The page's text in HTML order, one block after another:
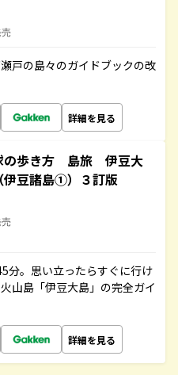
戸の島々のガイドブックの改
詳細を見る
の歩き方 島旅 伊豆大
豆諸島①）３訂版
分。思い立ったらすぐに行け
山島「伊豆大島」の完全ガイ
詳細を見る